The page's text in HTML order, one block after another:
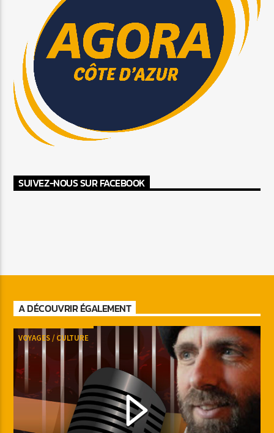
SUIVEZ-NOUS SUR FACEBOOK
A DÉCOUVRIR ÉGALEMENT
VOYAGES / CULTURE